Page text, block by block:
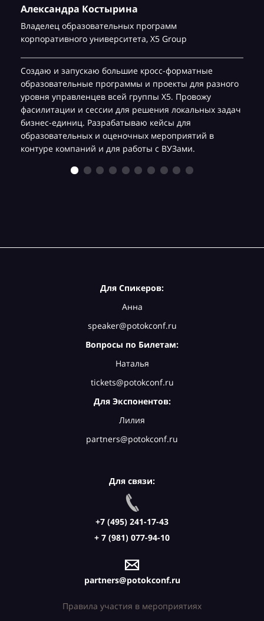
Александра Костырина
Владелец образовательных программ
корпоративного университета, Х5 Group
Создаю и запускаю большие кросс-форматные
образовательные программы и проекты для разного
уровня управленцев всей группы Х5. Провожу
фасилитации и сессии для решения локальных задач
бизнес-единиц. Разрабатываю кейсы для
образовательных и оценочных мероприятий в
контуре компаний и для работы с ВУЗами.
Для Спикеров:
Анна
speaker@potokconf.ru
Вопросы по Билетам:
Наталья
tickets@potokconf.ru
Для Экспонентов:
Лилия
partners@potokconf.ru
Для связи:
+7 (495) 241-17-43
+ 7 (981) 077-94-10
partners@potokconf.ru
Правила участия в мероприятиях